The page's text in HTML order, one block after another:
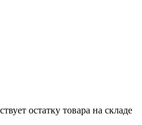
остатку товара на складе